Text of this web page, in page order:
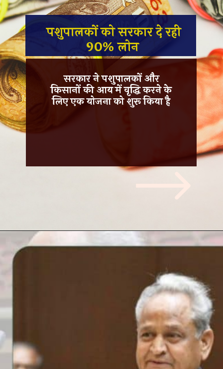
पशुपालकों को सरकार दे रही
90% लोन
सरकार ने पशुपालकों और
किसानों की आय में वृद्धि करने के
लिए एक योजना को शुरू किया है